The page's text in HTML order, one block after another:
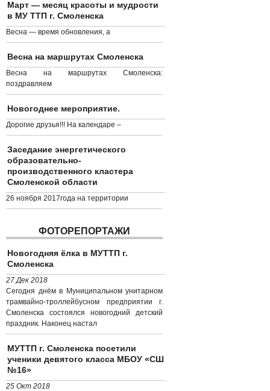
Март — месяц красоты и мудрости
в МУ ТТП г. Смоленска
Весна — время обновления, а
Весна на маршрутах Смоленска
Весна на маршрутах Смоленска:
поздравляем
Новогоднее мероприятие.
Дорогие друзья!!! На календаре –
Заседание энергетического
образовательно-
производственного кластера
Смоленской области
26 ноября 2017года на территории
ФОТОРЕПОРТАЖИ
Новогодняя ёлка в МУТТП г.
Смоленска
27 Дек 2018
Сегодня днём в Муниципальном унитарном
трамвайно-троллейбусном предприятии г.
Смоленска состоялся новогодний детский
праздник. Наконец настал
МУТТП г. Смоленска посетили
ученики девятого класса МБОУ «СШ
№16»
25 Окт 2018